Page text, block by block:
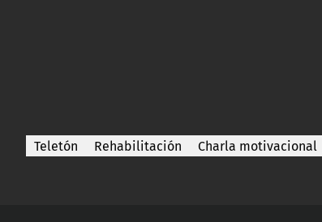
Teletón Rehabilitación Charla motivacional